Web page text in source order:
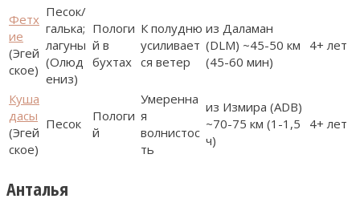
Фетх
ие
(Эгей
ское)
Песок/
галька;
лагуны
(Олюд
ениз)
Пологи
й в
бухтах
К полудню
усиливает
ся ветер
из Даламан
(DLM) ~45-50 км
(45-60 мин)
4+ лет
Куша
дасы
(Эгей
ское)
Песок
Пологи
й
Умеренна
я
волнистос
ть
из Измира (ADB)
~70-75 км (1-1,5
ч)
4+ лет
Анталья